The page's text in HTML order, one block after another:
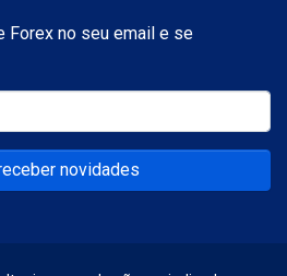
Forex no seu email e se
novidades